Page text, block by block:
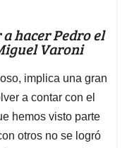
hacer Pedro el
Varoni
implica una gran
a contar con el
hemos visto parte
otros no se logró